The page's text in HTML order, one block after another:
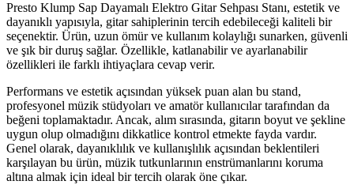
Presto Klump Sap Dayamalı Elektro Gitar Sehpası Stanı, estetik ve
dayanıklı yapısıyla, gitar sahiplerinin tercih edebileceği kaliteli bir
seçenektir. Ürün, uzun ömür ve kullanım kolaylığı sunarken, güvenli
ve şık bir duruş sağlar. Özellikle, katlanabilir ve ayarlanabilir
özellikleri ile farklı ihtiyaçlara cevap verir.
Performans ve estetik açısından yüksek puan alan bu stand,
profesyonel müzik stüdyoları ve amatör kullanıcılar tarafından da
beğeni toplamaktadır. Ancak, alım sırasında, gitarın boyut ve şekline
uygun olup olmadığını dikkatlice kontrol etmekte fayda vardır.
Genel olarak, dayanıklılık ve kullanışlılık açısından beklentileri
karşılayan bu ürün, müzik tutkunlarının enstrümanlarını koruma
altına almak için ideal bir tercih olarak öne çıkar.